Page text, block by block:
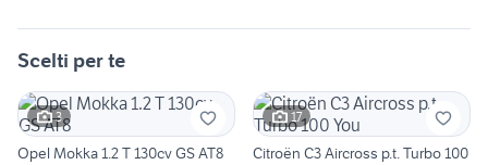
Scelti per te
3
Opel Mokka 1.2 T 130cv GS AT8
17
Citroën C3 Aircross p.t. Turbo 100